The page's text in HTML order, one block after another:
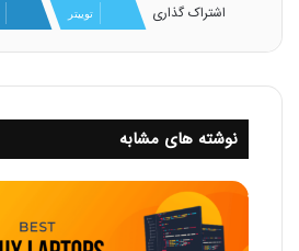
اشتراک گذاری توییتر
نوشته های مشابه